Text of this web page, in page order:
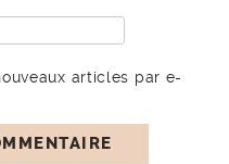
articles par e-